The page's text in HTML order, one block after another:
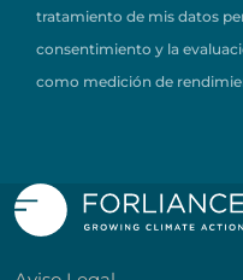
tratamiento de mis datos
consentimiento y la
como medición de